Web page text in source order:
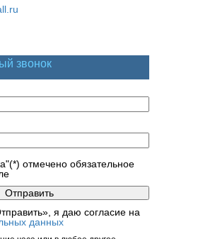
звонок
отмечено обязательное
я даю согласие на
данных